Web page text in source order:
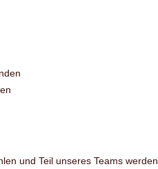
und Teil unseres Teams werden